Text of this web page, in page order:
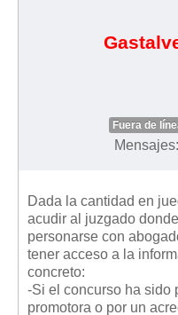
Fuera de
Dada la cantidad en
acudir al juzgado
personarse con
tener acceso a la
concreto:
-Si el concurso ha sido
promotora o por un